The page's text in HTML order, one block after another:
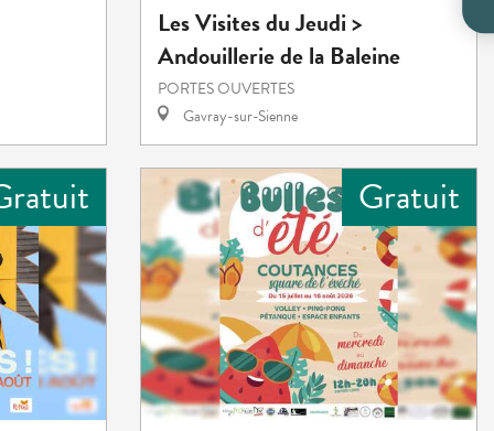
Les Visites du Jeudi >
Andouillerie de la Baleine
PORTES OUVERTES
Gavray-sur-Sienne
Gratuit